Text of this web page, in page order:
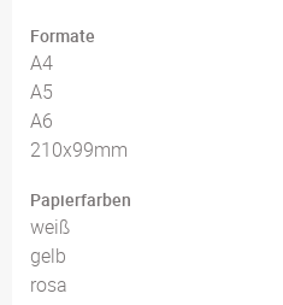
Formate
A4
A5
A6
210x99mm
Papierfarben
weiß
gelb
rosa